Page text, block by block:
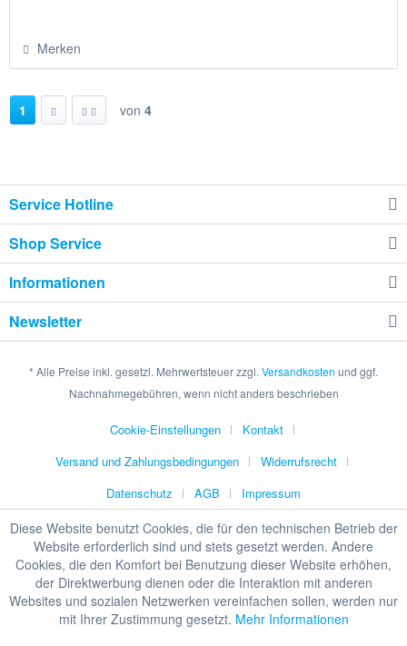
HINWEIS ZU UNSEREN STATIONÄREN
PREISEN
Merken
1 von 4
Service Hotline
Shop Service
Informationen
Newsletter
* Alle Preise inkl. gesetzl. Mehrwertsteuer zzgl. Versandkosten und ggf.
Nachnahmegebühren, wenn nicht anders beschrieben
Cookie-Einstellungen
Kontakt
Versand und Zahlungsbedingungen
Widerrufsrecht
Datenschutz
AGB Impressum
Diese Website benutzt Cookies, die für den technischen Betrieb der
Website erforderlich sind und stets gesetzt werden. Andere
Cookies, die den Komfort bei Benutzung dieser Website erhöhen,
der Direktwerbung dienen oder die Interaktion mit anderen
Websites und sozialen Netzwerken vereinfachen sollen, werden nur
mit Ihrer Zustimmung gesetzt. Mehr Informationen